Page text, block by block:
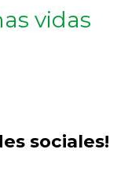
vidas
sociales!